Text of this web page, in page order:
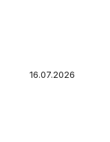
16.07.2026